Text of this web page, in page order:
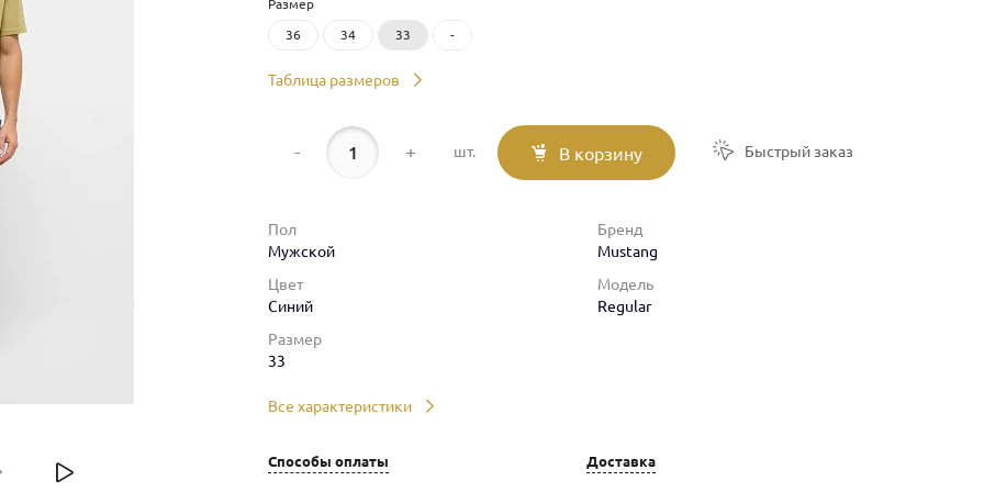
Размер
36 34 33 -
Таблица размеров
- + шт. В корзину Быстрый заказ
Пол
Мужской
Бренд
Mustang
Цвет
Синий
Модель
Regular
Размер
33
Все характеристики
Способы оплаты Доставка